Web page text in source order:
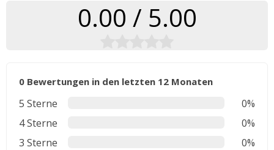
0.00 / 5.00
0 Bewertungen in den letzten 12 Monaten
5 Sterne
0%
4 Sterne
0%
3 Sterne
0%